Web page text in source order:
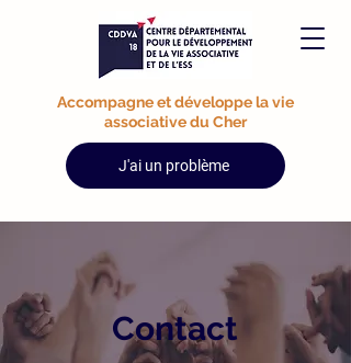
Accompagne et développe la vie
associative du Cher
J'ai un problème
Contact